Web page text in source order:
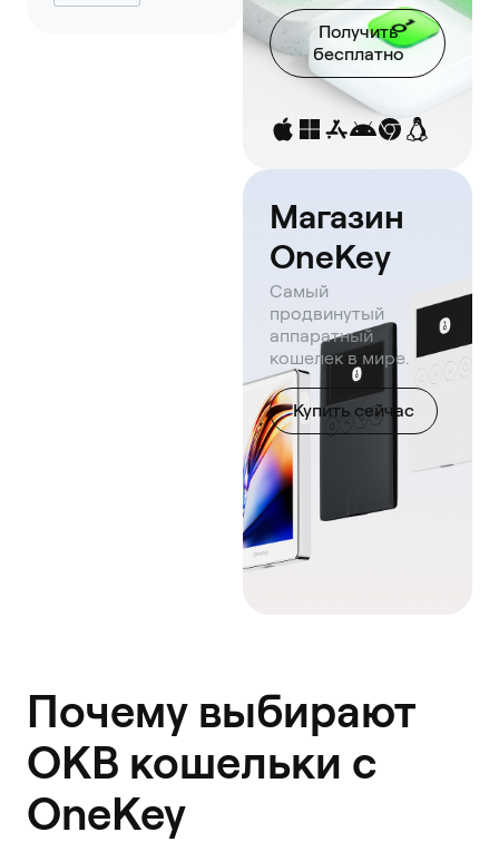
Получить
бесплатно
Магазин
OneKey
Самый
продвинутый
аппаратный
кошелек в мире.
Купить сейчас
Почему выбирают
OKB кошельки с
OneKey